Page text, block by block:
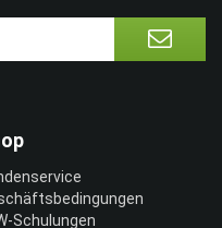
Schulungen